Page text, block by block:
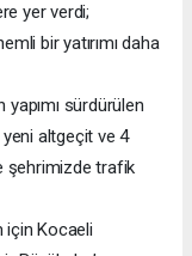
yer verdi;
bir yatırımı daha
sürdürülen
altgeçit ve 4
şehrimizde trafik
için Kocaeli